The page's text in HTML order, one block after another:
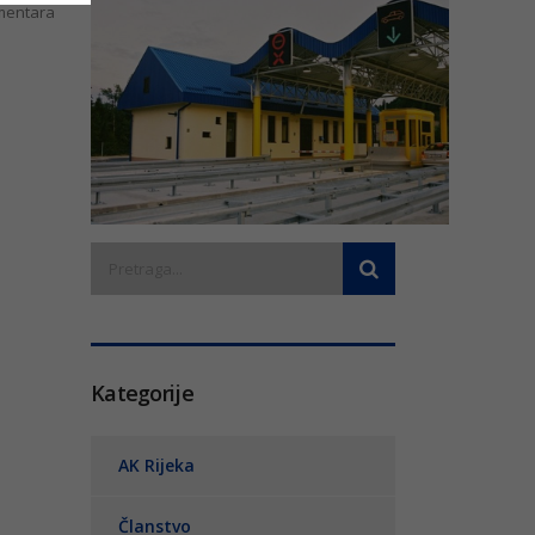
Kategorije
AK Rijeka
Članstvo